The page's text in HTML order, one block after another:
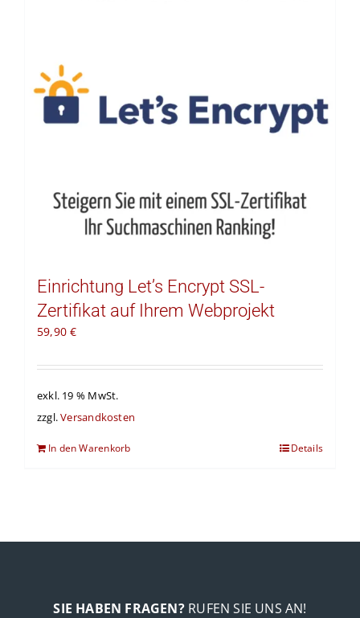
Warenkorb
Einrichtung Let’s Encrypt SSL-
Zertifikat auf Ihrem Webprojekt
59,90€
exkl. 19 % MwSt.
zzgl.Versandkosten
In den Warenkorb Details
SIE HABEN FRAGEN?RUFEN SIE UNS AN!